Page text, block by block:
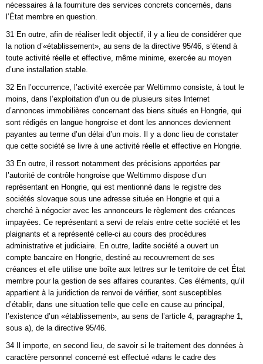
nécessaires à la fourniture des services concrets concernés, dans
l’État membre en question.
31 En outre, afin de réaliser ledit objectif, il y a lieu de considérer que
la notion d’«établissement», au sens de la directive 95/46, s’étend à
toute activité réelle et effective, même minime, exercée au moyen
d’une installation stable.
32 En l’occurrence, l’activité exercée par Weltimmo consiste, à tout le
moins, dans l’exploitation d’un ou de plusieurs sites Internet
d’annonces immobilières concernant des biens situés en Hongrie, qui
sont rédigés en langue hongroise et dont les annonces deviennent
payantes au terme d’un délai d’un mois. Il y a donc lieu de constater
que cette société se livre à une activité réelle et effective en Hongrie.
33 En outre, il ressort notamment des précisions apportées par
l’autorité de contrôle hongroise que Weltimmo dispose d’un
représentant en Hongrie, qui est mentionné dans le registre des
sociétés slovaque sous une adresse située en Hongrie et qui a
cherché à négocier avec les annonceurs le règlement des créances
impayées. Ce représentant a servi de relais entre cette société et les
plaignants et a représenté celle-ci au cours des procédures
administrative et judiciaire. En outre, ladite société a ouvert un
compte bancaire en Hongrie, destiné au recouvrement de ses
créances et elle utilise une boîte aux lettres sur le territoire de cet État
membre pour la gestion de ses affaires courantes. Ces éléments, qu’il
appartient à la juridiction de renvoi de vérifier, sont susceptibles
d’établir, dans une situation telle que celle en cause au principal,
l’existence d’un «établissement», au sens de l’article 4, paragraphe 1,
sous a), de la directive 95/46.
34 Il importe, en second lieu, de savoir si le traitement des données à
caractère personnel concerné est effectué «dans le cadre des